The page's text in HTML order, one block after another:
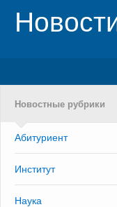
Новостные рубрики
Абитуриент
Институт
Наука